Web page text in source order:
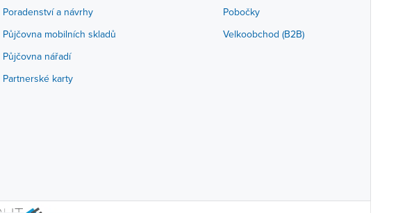
Poradenství a návrhy
Půjčovna mobilních skladů
Půjčovna nářadí
Partnerské karty
Pobočky
Velkoobchod (B2B)